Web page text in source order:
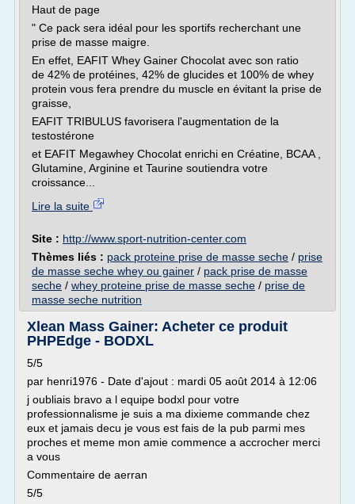
Haut de page
" Ce pack sera idéal pour les sportifs recherchant une
prise de masse maigre.
En effet, EAFIT Whey Gainer Chocolat avec son ratio
de 42% de protéines, 42% de glucides et 100% de whey
protein vous fera prendre du muscle en évitant la prise de
graisse,
EAFIT TRIBULUS favorisera l'augmentation de la
testostérone
et EAFIT Megawhey Chocolat enrichi en Créatine, BCAA ,
Glutamine, Arginine et Taurine soutiendra votre
croissance...
Lire la suite
Site : http://www.sport-nutrition-center.com
Thèmes liés : pack proteine prise de masse seche / prise
de masse seche whey ou gainer / pack prise de masse
seche / whey proteine prise de masse seche / prise de
masse seche nutrition
Xlean Mass Gainer: Acheter ce produit
PHPEdge - BODXL
5/5
par henri1976 - Date d'ajout : mardi 05 août 2014 à 12:06
j oubliais bravo a l equipe bodxl pour votre
professionnalisme je suis a ma dixieme commande chez
eux et jamais decu je vous est fais de la pub parmi mes
proches et meme mon amie commence a accrocher merci
a vous
Commentaire de aerran
5/5